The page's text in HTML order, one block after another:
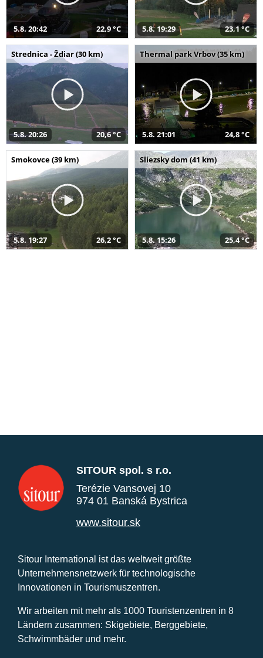
5.8. 20:42 22,9 °C 5.8. 19:29 23,1 °C
Strednica - Ždiar (30 km)
5.8. 20:26 20,6 °C
Thermal park Vrbov (35 km)
5.8. 21:01 24,8 °C
Smokovce (39 km)
5.8. 19:27 26,2 °C
Sliezsky dom (41 km)
5.8. 15:26 25,4 °C
SITOUR spol. s r.o.
Terézie Vansovej 10
974 01 Banská Bystrica
www.sitour.sk
Sitour International ist das weltweit größte
Unternehmensnetzwerk für technologische
Innovationen in Tourismuszentren.
Wir arbeiten mit mehr als 1000 Touristenzentren in 8
Ländern zusammen: Skigebiete, Berggebiete,
Schwimmbäder und mehr.